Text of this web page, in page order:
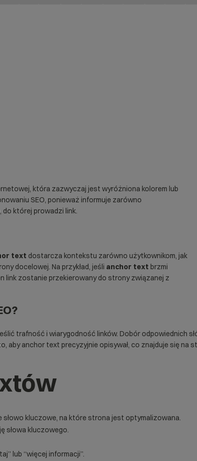
która zazwyczaj jest wyróżniona kolorem lub
SEO, ponieważ informuje zarówno
której prowadzi link.
text dostarcza kontekstu zarówno użytkownikom, jak
docelowej. Na przykład, jeśli anchor text brzmi
link zostanie przekierowany do strony związanej z
trafność i wiarygodność linków. Dobór odpowiednich
aby anchor text precyzyjnie opisywał, co znajduje się na
słowo kluczowe, na które strona jest optymalizowana.
słowa kluczowego.
lub “więcej informacji”.